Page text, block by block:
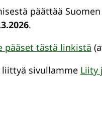
päättää
.
pääset tästä linkistä
liittyä sivullamme Liity